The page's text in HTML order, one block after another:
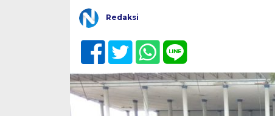
Redaksi